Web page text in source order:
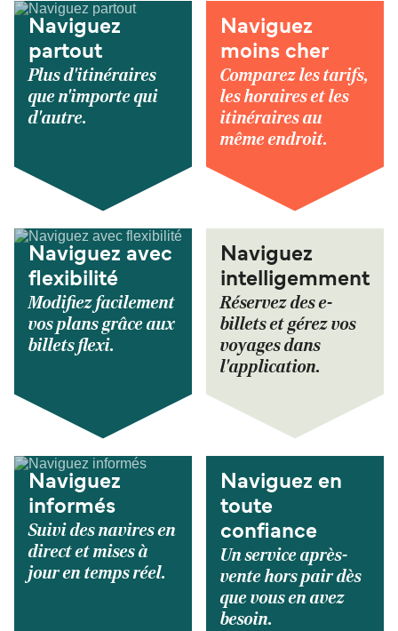
Naviguez
partout
Plus d'itinéraires
que n'importe qui
d'autre.
Naviguez
moins cher
Comparez les tarifs,
les horaires et les
itinéraires au
même endroit.
Naviguez avec
flexibilité
Modifiez facilement
vos plans grâce aux
billets flexi.
Naviguez
intelligemment
Réservez des e-
billets et gérez vos
voyages dans
l'application.
Naviguez
informés
Suivi des navires en
direct et mises à
jour en temps réel.
Naviguez en
toute
confiance
Un service après-
vente hors pair dès
que vous en avez
besoin.